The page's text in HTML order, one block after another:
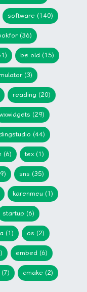
software (140)
(36)
be old (15)
(3)
reading (20)
(29)
(44)
(6) tex (1)
sns (35)
karenmeu (1)
startup (6)
(1) os (2)
embed (6)
cmake (2)